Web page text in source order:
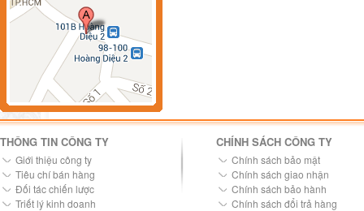
THÔNG TIN CÔNG TY
Giới thiệu công ty
Tiêu chí bán hàng
Đối tác chiến lược
Triết lý kinh doanh
CHÍNH SÁCH CÔNG TY
Chính sách bảo mật
Chính sách giao nhận
Chính sách bảo hành
Chính sách đổi trả hàng